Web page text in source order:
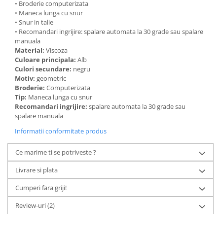
• Broderie computerizata
• Maneca lunga cu snur
• Snur in talie
• Recomandari ingrijire: spalare automata la 30 grade sau spalare
manuala
Material: Viscoza
Culoare principala: Alb
Culori secundare: negru
Motiv: geometric
Broderie: Computerizata
Tip: Maneca lunga cu snur
Recomandari ingrijire: spalare automata la 30 grade sau
spalare manuala
Informatii conformitate produs
Ce marime ti se potriveste ?
Livrare si plata
Cumperi fara griji!
Review-uri(2)